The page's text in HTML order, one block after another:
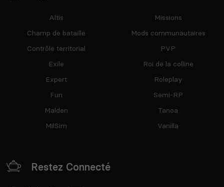
Altis
Champ de bataille
Contrôle territorial
Exile
Expert
Fun
Malden
MilSim
Missions
Mods communautaires
PVP
Roi de la colline
Roleplay
Semi-RP
Tanoa
Vanilla
Restez Connecté